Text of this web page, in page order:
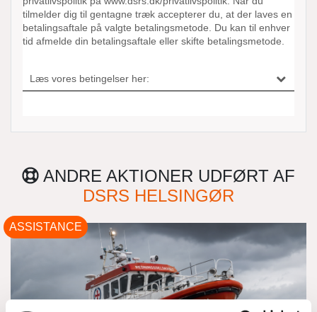
ANDRE AKTIONER UDFØRT AF
DSRS HELSINGØR
ASSISTANCE